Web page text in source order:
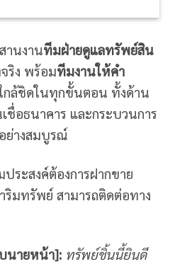
านงานทีมฝ่ายดูแลทรัพย์สิน
ริง พร้อมทีมงานให้คำ
กล้ชิดในทุกขั้นตอน ทั้งด้าน
อธนาคาร และกระบวนการ
ย่างสมบูรณ์
ระสงค์ต้องการฝากขาย
ริมทรัพย์ สามารถติดต่อทาง
นายหน้า]: ทรัพย์ชิ้นนี้ยินดี